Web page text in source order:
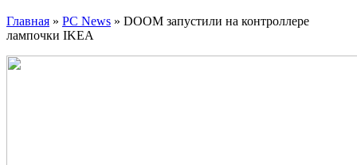
Главная » PC News » DOOM запустили на контроллере
лампочки IKEA